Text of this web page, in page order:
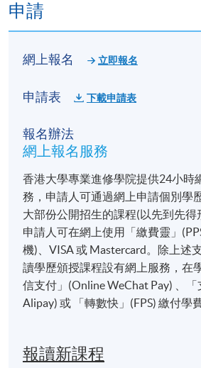
申請
網上報名 立即報名
申請表 下載申請表
報名辦法
網上報名服務
香港大學專業進修學院提供24小時
務，申請人可通過網上申請個別學
大部份公開招生的課程(以先到先得
申請人可在網上使用「繳費靈」
機)、VISA 或 Mastercard。除上述
讀學歷頒授課程設有網上服務，在
信支付」(Online WeChat Pay) 、
Alipay) 或 「轉數快」(FPS) 繳付學費
報讀新課程